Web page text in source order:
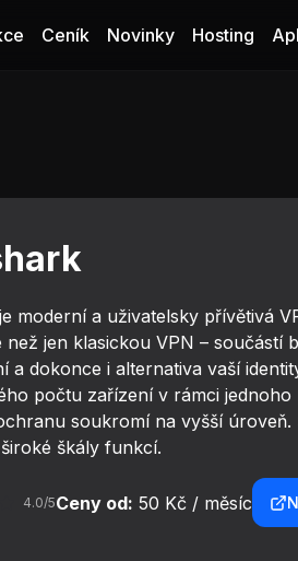
Ceník Novinky Hosting
moderní a uživatelsky přívětivá
než jen klasickou VPN – součástí
a dokonce i alternativa vaší
počtu zařízení v rámci
soukromí na vyšší
škály funkcí.
4.0/5Ceny od: 50 Kč / měsíc